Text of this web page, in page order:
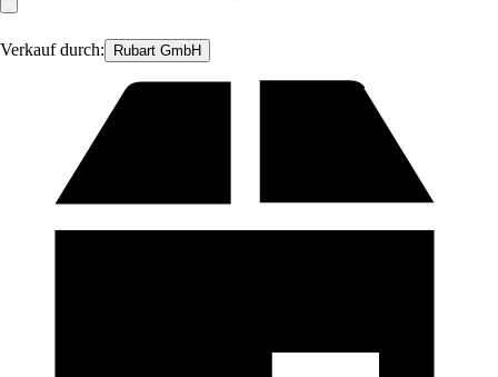
Verkauf durch: Rubart GmbH